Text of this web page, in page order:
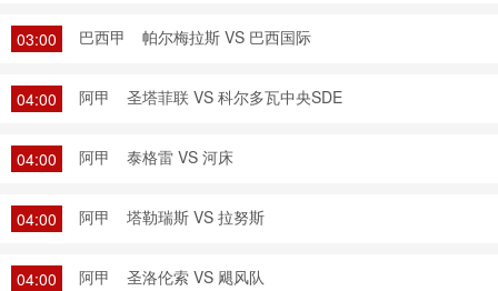
03:00 巴西甲 帕尔梅拉斯 VS 巴西国际
04:00 阿甲 圣塔菲联 VS 科尔多瓦中央SDE
04:00 阿甲 泰格雷 VS 河床
04:00 阿甲 塔勒瑞斯 VS 拉努斯
04:00 阿甲 圣洛伦索 VS 飓风队